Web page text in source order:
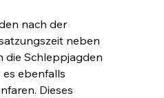
nach der
neben
die Schleppjagden
es ebenfalls
Dieses